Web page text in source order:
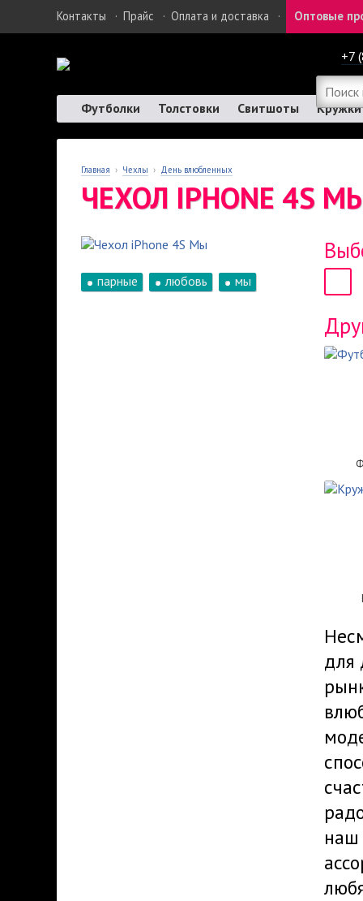
Контакты · Прайс · Оплата и доставка · Оптовые
+7
Футболки Толстовки Свитшоты Кружки
Главная › Чехлы › День влюбленных
ЧЕХОЛ IPHONE 4S
парные любовь мы
для
наш